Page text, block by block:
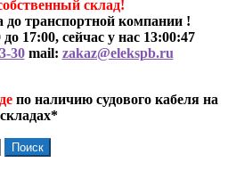
склад!
до транспортной компании !
17:00, сейчас у нас 13:00:47
30mail: zakaz@elekspb.ru
по наличию судового кабеля на
складах*
Поиск